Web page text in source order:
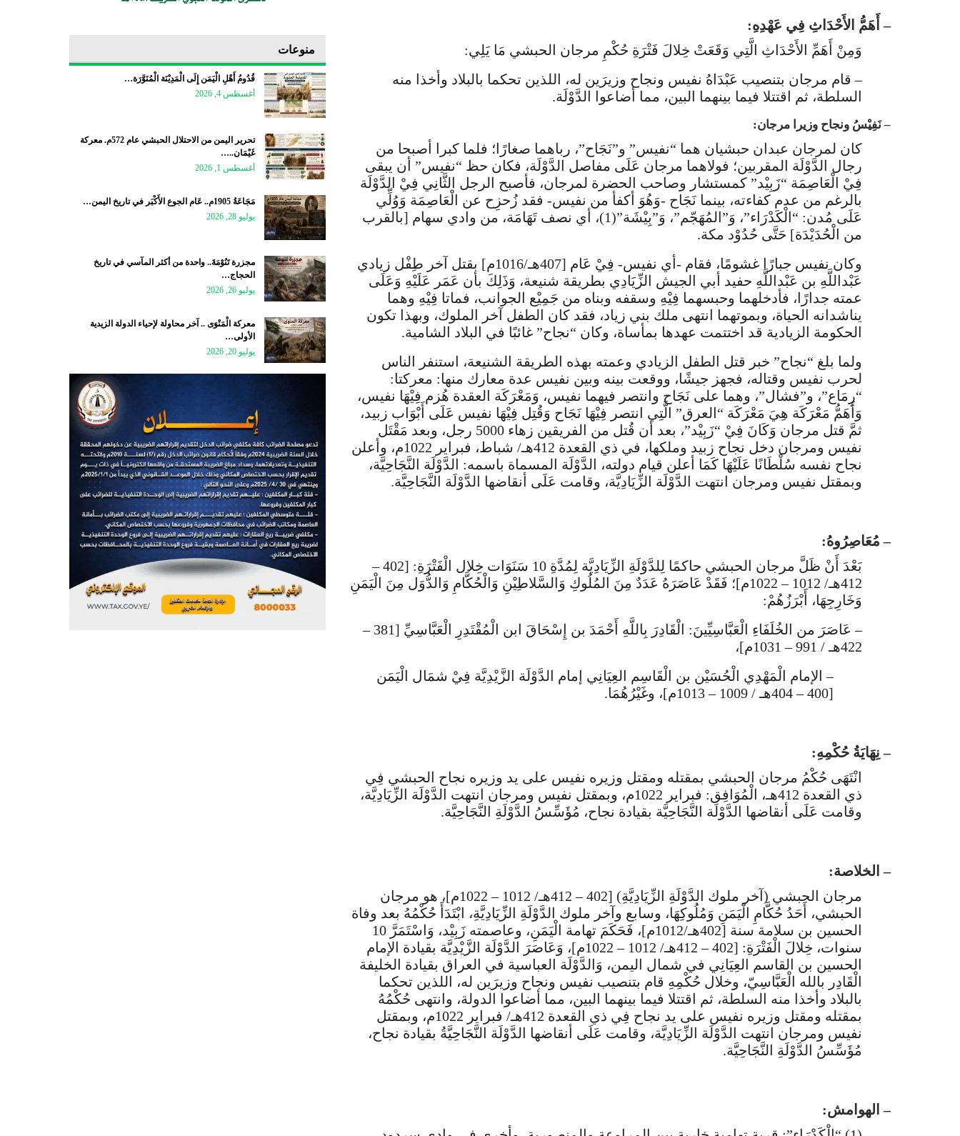
– أَهَمُّ الأَحْدَاثِ فِي عَهْدِهِ:
وَمِنْ أَهَمِّ الأَحْدَاثِ الَّتِي وَقَعَتْ خِلالَ فَتْرَةِ حُكْمِ مرجان الحبشي مَا يَلِي:
– قام مرجان بتنصيب عَبْدَاهُ نفيس ونجاح وزيرَين له، اللذين تحكما بالبلاد وأخذا منه
السلطة، ثم اقتتلا فيما بينهما البين، مما أضاعوا الدَّوْلَة.
– نَفِيْسُ ونجاح وزيرا مرجان:
كان لمرجان عبدان حبشيان هما “نفيس” و”نَجَاح”، رباهما صغارًا؛ فلما كبرا أصبحا من
رجال الدَّوْلَة المقربين؛ فولاهما مرجان عَلَى مفاصل الدَّوْلَة، فكان حظ “نفيس” أن يبقى
فِيْ الْعَاصِمَة “زَبِيْد” كمستشار وصاحب الحضرة لمرجان، فأصبح الرجل الثَّانِي فِيْ الدَّوْلَة
بالرغم من عدم كفاءته، بينما نَجَاح -وَهُوَ أكفأ من نفيس- فقد زُحزِح عن الْعَاصِمَة وَوُلِّي
عَلَى مُدن: “الْكَدْرَاء”، وَ”المُهَجّم”، وَ”بِيْشَة”(1)، أي نصف تَهَامَة، من وادي سهام [بالقرب
من الْحُدَيْدَة] حَتَّى حُدُوْد مكة.
وكان نفيس جبارًا غشومًا، فقام -أي نفيس- فِيْ عَام [407هـ/1016م] بقتل آخر طِفْل زيادي
عَبْداللَّهِ بن عَبْداللَّهِ حفيد أبي الجيش الزِّيَادِي بطريقة شنيعة، وَذَلِكَ بأن عَمَر عَلَيْهِ وَعَلَى
عمته جدارًا، فأدخلهما وحبسهما فِيْهِ وسقفه وبناه من جَمِيْع الجوانب، فماتا فِيْهِ وهما
يناشدانه الحياة، وبموتهما انتهى ملك بني زياد، فقد كان الطفل آخر الملوك، وبهذا تكون
الحكومة الزيادية قد اختتمت عهدها بمأساة، وكان “نجاح” غائبًا في البلاد الشامية.
ولما بلغ “نجاح” خبر قتل الطفل الزيادي وعمته بهذه الطريقة الشنيعة، استنفر الناس
لحرب نفيس وقتاله، فجهز جيشًا، ووقعت بينه وبين نفيس عدة معارك منها: معركتا:
“رِمَاع”، و”فشال”، وهما على نَجَاح وانتصر فيهما نفيس، وَمَعْرَكَة العقدة هُزم فِيْهَا نفيس،
وَأَهَمُّ مَعْرَكَة هِيَ مَعْرَكَة “العرق” الَّتِي انتصر فِيْهَا نَجَاح وَقُتِل فِيْهَا نفيس عَلَى أَبْوَاب زبيد،
ثمَّ قتل مرجان وَكَانَ فِيْ “زَبِيْد”، بعد أن قُتل من الفريقين زهاء 5000 رجل، وبعد مَقْتَل
نفيس ومرجان دخل نجاح زبيد وملكها، في ذي القعدة 412هـ/ شباط، فبراير 1022م، وأعلن
نجاح نفسه سُلْطَانًا عَلَيْهَا كَمَا أعلن قيام دولته، الدَّوْلَة المسماة باسمه: الدَّوْلَة النَّجَاحِيَّة،
وبمقتل نفيس ومرجان انتهت الدَّوْلَة الزِّيَادِيَّة، وقامت عَلَى أنقاضها الدَّوْلَة النَّجَاحِيَّة.
– مُعَاصِرُوهُ:
بَعْدَ أَنْ ظَلَّ مرجان الحبشي حاكمًا لِلدَّوْلَةِ الزِّيَادِيَّة لِمُدَّةِ 10 سَنَوَات خِلال الْفَتْرَةِ: [402 –
412هـ/ 1012 – 1022م]؛ فَقَدْ عَاصَرَهُ عَدَدٌ مِنَ المُلُوكِ وَالسَّلاطِيْنِ وَالْحُكَّامِ وَالدُّوَل مِنَ الْيَمَنِ
وَخَارِجِهَا، أَبْرَزُهُمْ:
– عَاصَرَ من الخُلَفَاءِ الْعَبَّاسِيِّينَ: الْقَادِرَ بِاللَّهِ أَحْمَدَ بن إِسْحَاقَ ابن الْمُقْتَدِرِ الْعَبَّاسِيِّ [381 –
422هـ / 991 – 1031م]،
– الإمام الْمَهْدِي الْحُسَيْن بن الْقَاسِم العِيَانِي إمام الدَّوْلَة الزَّيْدِيَّة فِيْ شمَال الْيَمَن
[400 – 404هـ / 1009 – 1013م]، وغَيْرُهُمَا.
– نِهَايَةُ حُكْمِهِ:
انْتَهَى حُكْمُ مرجان الحبشي بمقتله ومقتل وزيره نفيس على يد وزيره نجاح الحبشي فِي
ذي القعدة 412هـ، الْمُوَافِق: فبراير 1022م، وبمقتل نفيس ومرجان انتهت الدَّوْلَة الزِّيَادِيَّة،
وقامت عَلَى أنقاضها الدَّوْلَة النَّجَاحِيَّة بقيادة نجاح، مُؤَسِّسُ الدَّوْلَةِ النَّجَاحِيَّة.
– الخلاصة:
مرجان الحبشي (آخر ملوك الدَّوْلَةِ الزِّيَادِيَّةِ) [402 – 412هـ/ 1012 – 1022م]، هو مرجان
الحبشي، أَحَدُ حُكَّامِ الْيَمَنِ وَمُلُوكِهَا، وسابع وآخر ملوك الدَّوْلَةِ الزِّيَادِيَّةِ، ابْتَدَأَ حُكْمُهُ بعد وفاة
الحسين بن سلامة سنة [402هـ/1012م]، فَحَكَمَ تهامة الْيَمَنِ، وعاصمته زَبِيْد، وَاسْتَمَرَّ 10
سنوات، خِلالَ الْفَتْرَةِ: [402 – 412هـ/ 1012 – 1022م]، وَعَاصَرَ الدَّوْلَة الزَّيْدِيَّة بقيادة الإمام
الحسين بن القاسم العِيَانِي في شمال اليمن، وَالدَّوْلَة العباسية في العراق بقيادة الخليفة
الْقَادِر بالله الْعَبَّاسِيّ، وخلال حُكْمِهِ قام بتنصيب نفيس ونجاح وزيرَين له، اللذين تحكما
بالبلاد وأخذا منه السلطة، ثم اقتتلا فيما بينهما البين، مما أضاعوا الدولة، وانتهى حُكْمُهُ
بمقتله ومقتل وزيره نفيس على يد نجاح فِي ذي القعدة 412هـ/ فبراير 1022م، وبمقتل
نفيس ومرجان انتهت الدَّوْلَة الزِّيَادِيَّة، وقامت عَلَى أنقاضها الدَّوْلَة النَّجَاحِيَّةُ بقيادة نجاح،
مُؤَسِّسُ الدَّوْلَةِ النَّجَاحِيَّة.
– الهوامش:
منوعات
قُدُومُ أَهْلِ الْيَمَن إِلَى الْمَدِيْنَة الْمُنَوَّرَة…
أغسطس 4, 2026
تحرير اليمن من الاحتلال الحبشي عام 572م. معركة
غَيْمَان..…
أغسطس 1, 2026
مَجَاعَةُ 1905م.. عَام الجوع الأَكْبَر في تاريخ اليمن…
يوليو 28, 2026
مجزرة تَنُوْمَةَ.. واحدة من أكثر المآسي في تاريخ
الحجاج…
يوليو 26, 2026
معركة الْمَنْوَى .. آخر محاولة لإحياء الدولة الزيدية
الأولى…
يوليو 20, 2026